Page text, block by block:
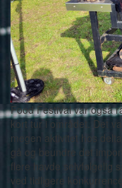
Food Festival var også
kort tur i området. Det
megen aktivitet hos
gå og beundre det
flere havde selvfølgelig
ved tidligere